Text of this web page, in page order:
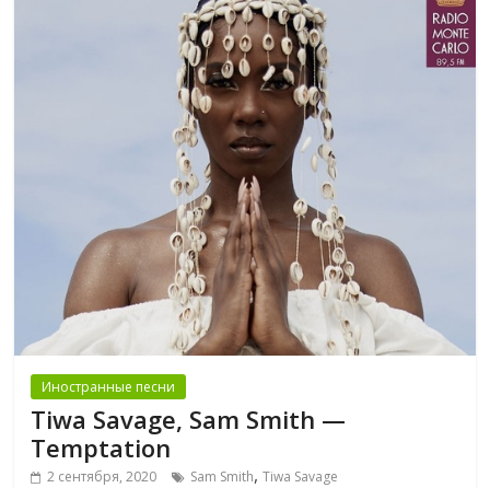
Иностранные песни
Tiwa Savage, Sam Smith —
Temptation
2 сентября, 2020 Sam Smith,Tiwa Savage